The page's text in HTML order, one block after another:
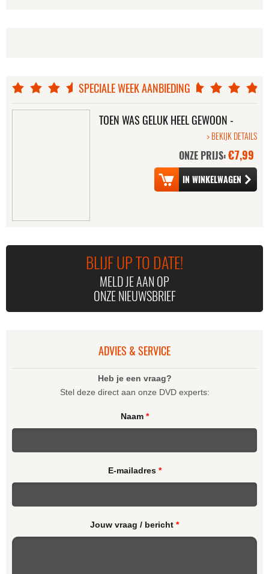
SILENT STORM, THE
EVERYTHING IS
HIS WIFE
SPECIALE WEEK AANBIEDING
TOEN WAS GELUK HEEL GEWOON -
> BEKIJK DETAILS
ONZE PRIJS:€7,99
BLIJF UP TO DATE!
MELD JE AAN OP
ONZE NIEUWSBRIEF
ADVIES & SERVICE
Heb je een vraag?
Stel deze direct aan onze DVD experts:
Naam *
E-mailadres *
Jouw vraag / bericht *